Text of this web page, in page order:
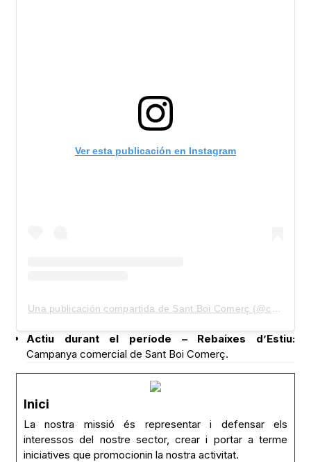
Ver esta publicación en Instagram
Actiu durant el període – Rebaixes d’Estiu:
Campanya comercial de Sant Boi Comerç.
Inici
La nostra missió és representar i defensar els
interessos del nostre sector, crear i portar a terme
iniciatives que promocionin la nostra activitat.